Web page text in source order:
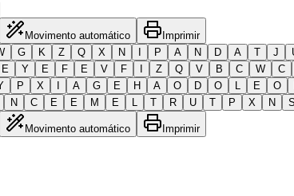
Movimento automático
Imprimir
G K Z Q X N I P A N D A T J
E Y E F E V F I Z Q V B C W C
P X I A G E H A O D O L E O
N C E E M E L T R U T P X N S
Movimento automático Imprimir